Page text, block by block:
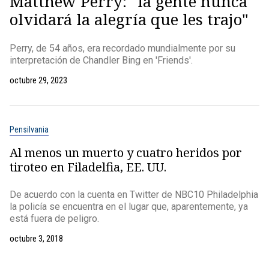
olvidará la alegría que les trajo"
Perry, de 54 años, era recordado mundialmente por su
interpretación de Chandler Bing en 'Friends'.
octubre 29, 2023
Pensilvania
Al menos un muerto y cuatro heridos por
tiroteo en Filadelfia, EE. UU.
De acuerdo con la cuenta en Twitter de NBC10 Philadelphia
la policía se encuentra en el lugar que, aparentemente, ya
está fuera de peligro.
octubre 3, 2018